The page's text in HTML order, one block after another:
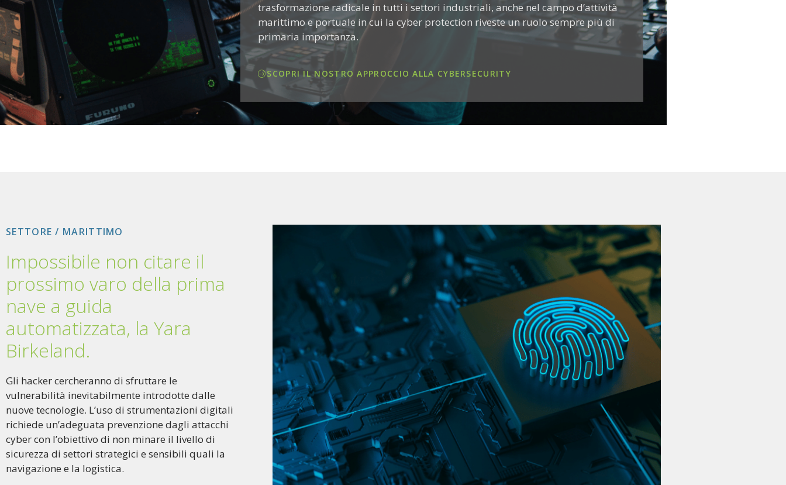
trasformazione radicale in tutti i settori industriali, anche nel campo d’attività
marittimo e portuale in cui la cyber protection riveste un ruolo sempre più di
primaria importanza.
SCOPRI IL NOSTRO APPROCCIO ALLA CYBERSECURITY
SETTORE / MARITTIMO
Impossibile non citare il
prossimo varo della prima
nave a guida
automatizzata, la Yara
Birkeland.
Gli hacker cercheranno di sfruttare le
vulnerabilità inevitabilmente introdotte dalle
nuove tecnologie. L’uso di strumentazioni digitali
richiede un’adeguata prevenzione dagli attacchi
cyber con l’obiettivo di non minare il livello di
sicurezza di settori strategici e sensibili quali la
navigazione e la logistica.